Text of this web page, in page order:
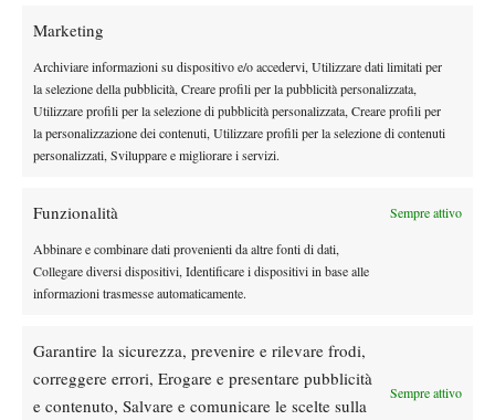
Marketing
Archiviare informazioni su dispositivo e/o accedervi, Utilizzare dati limitati per
la selezione della pubblicità, Creare profili per la pubblicità personalizzata,
Utilizzare profili per la selezione di pubblicità personalizzata, Creare profili per
la personalizzazione dei contenuti, Utilizzare profili per la selezione di contenuti
personalizzati, Sviluppare e migliorare i servizi.
Funzionalità Sempre attivo
Abbinare e combinare dati provenienti da altre fonti di dati,
Collegare diversi dispositivi, Identificare i dispositivi in base alle
informazioni trasmesse automaticamente.
Garantire la sicurezza, prevenire e rilevare frodi,
correggere errori, Erogare e presentare pubblicità
e contenuto, Salvare e comunicare le scelte sulla
Sempre attivo
campioni capaci di scrivere pagine indelebili della storia
sportiva.
Curiosamente delle nove occasioni citate, quattro si sono
verificate a Miami e tre ad Indian Wells, con il Sunshine Double
che rappresenta una vetrina importante per i teenager. Particolare
questa speciale graduatoria relativa ai teenager capaci di vincere
DI TENDENZA